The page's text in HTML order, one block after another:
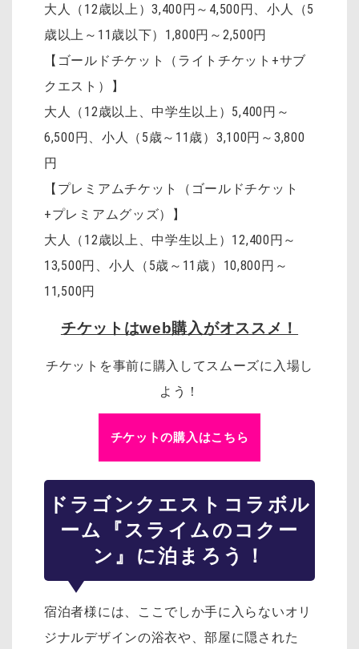
大人（12歳以上）3,400円～4,500円
、小人（5
歳以上～11歳以下）1,800円～2,500円
【ゴールドチケット（ライトチケット+サブ
クエスト）】
大人（12歳以上、中学生以上）5,400円～
6,500円、小人（5歳～11歳）3,100円～3,800
円
【プレミアムチケット（ゴールドチケット
+プレミアムグッズ）】
大人（12歳以上、中学生以上）12,400円～
13,500円、小人（5歳～11歳）10,800円～
11,500円
チケットはweb購入がオススメ！
チケットを事前に購入してスムーズに入場し
よう！
チケットの購入はこちら
ドラゴンクエスト コラボル
ーム『スライムのコクー
ン』に泊まろう！
宿泊者様には、ここでしか手に入らないオリ
ジナルデザインの浴衣や、部屋に隠された